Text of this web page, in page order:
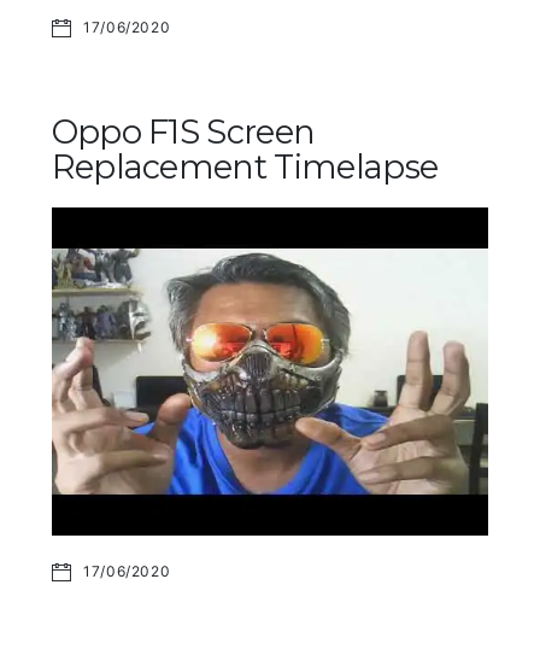
17/06/2020
Oppo F1S Screen
Replacement Timelapse
17/06/2020